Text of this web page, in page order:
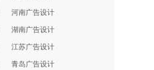
河南广告设计
湖南广告设计
江苏广告设计
青岛广告设计